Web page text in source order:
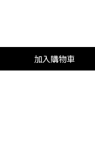
加入購物車